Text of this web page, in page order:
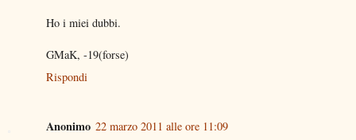
Ho i miei dubbi.
GMaK, -19(forse)
Rispondi
Anonimo 22 marzo 2011 alle ore 11:09